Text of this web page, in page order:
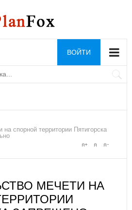
ВОЙТИ
на спорной территории Пятигорска
МЕЧЕТИ НА